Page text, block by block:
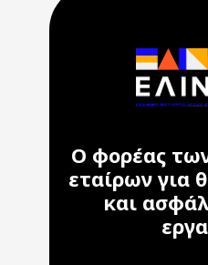
Ο φορέας
εταίρων για
και